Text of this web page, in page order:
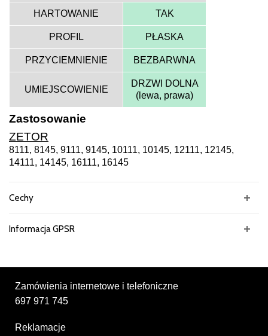
HARTOWANIE TAK
PROFIL PŁASKA
PRZYCIEMNIENIE BEZBARWNA
UMIEJSCOWIENIE
DRZWI DOLNA
(lewa, prawa)
Zastosowanie
ZETOR
8111, 8145, 9111, 9145, 10111, 10145, 12111, 12145,
14111, 14145, 16111, 16145
Cechy
Informacja GPSR
Zamówienia internetowe i telefoniczne
697 971 745
Reklamacje